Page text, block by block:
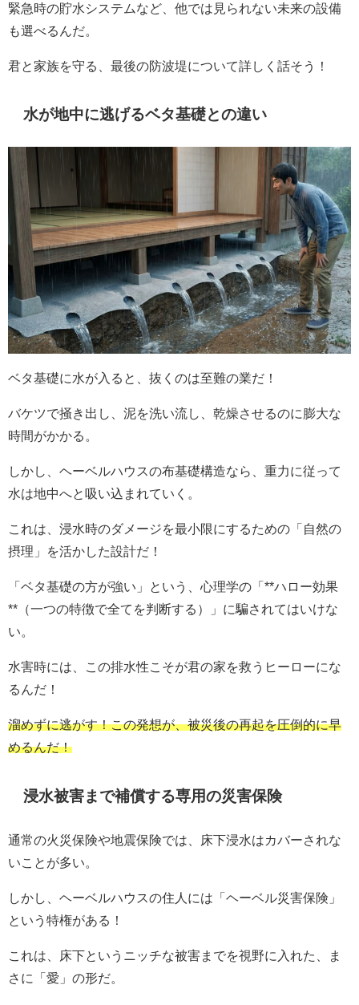
緊急時の貯水システムなど、他では見られない未来の設備
も選べるんだ。
君と家族を守る、最後の防波堤について詳しく話そう！
水が地中に逃げるベタ基礎との違い
ベタ基礎に水が入ると、抜くのは至難の業だ！
バケツで掻き出し、泥を洗い流し、乾燥させるのに膨大な
時間がかかる。
しかし、ヘーベルハウスの布基礎構造なら、重力に従って
水は地中へと吸い込まれていく。
これは、浸水時のダメージを最小限にするための「自然の
摂理」を活かした設計だ！
「ベタ基礎の方が強い」という、心理学の「**ハロー効果
**（一つの特徴で全てを判断する）」に騙されてはいけな
い。
水害時には、この排水性こそが君の家を救うヒーローにな
るんだ！
溜めずに逃がす！この発想が、被災後の再起を圧倒的に早
めるんだ！
浸水被害まで補償する専用の災害保険
通常の火災保険や地震保険では、床下浸水はカバーされな
いことが多い。
しかし、ヘーベルハウスの住人には「ヘーベル災害保険」
という特権がある！
これは、床下というニッチな被害までを視野に入れた、ま
さに「愛」の形だ。